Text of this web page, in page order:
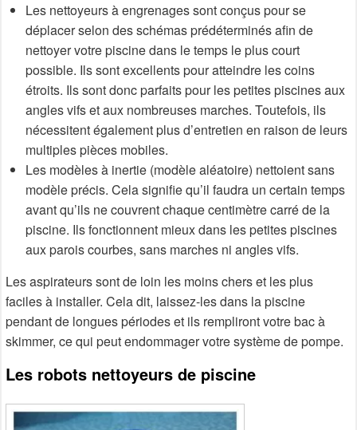
Les nettoyeurs à engrenages sont conçus pour se
déplacer selon des schémas prédéterminés afin de
nettoyer votre piscine dans le temps le plus court
possible. Ils sont excellents pour atteindre les coins
étroits. Ils sont donc parfaits pour les petites piscines aux
angles vifs et aux nombreuses marches. Toutefois, ils
nécessitent également plus d’entretien en raison de leurs
multiples pièces mobiles.
Les modèles à inertie (modèle aléatoire) nettoient sans
modèle précis. Cela signifie qu’il faudra un certain temps
avant qu’ils ne couvrent chaque centimètre carré de la
piscine. Ils fonctionnent mieux dans les petites piscines
aux parois courbes, sans marches ni angles vifs.
Les aspirateurs sont de loin les moins chers et les plus
faciles à installer. Cela dit, laissez-les dans la piscine
pendant de longues périodes et ils rempliront votre bac à
skimmer, ce qui peut endommager votre système de pompe.
Les robots nettoyeurs de piscine